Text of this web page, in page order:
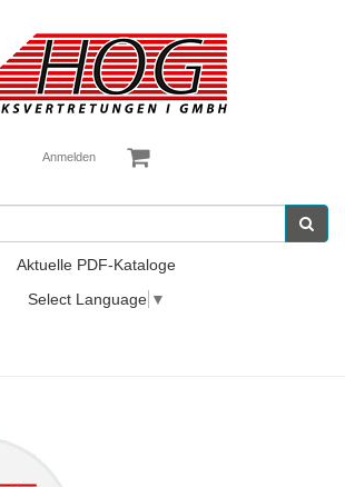
Anmelden
Aktuelle PDF-Kataloge
Select Language ▼